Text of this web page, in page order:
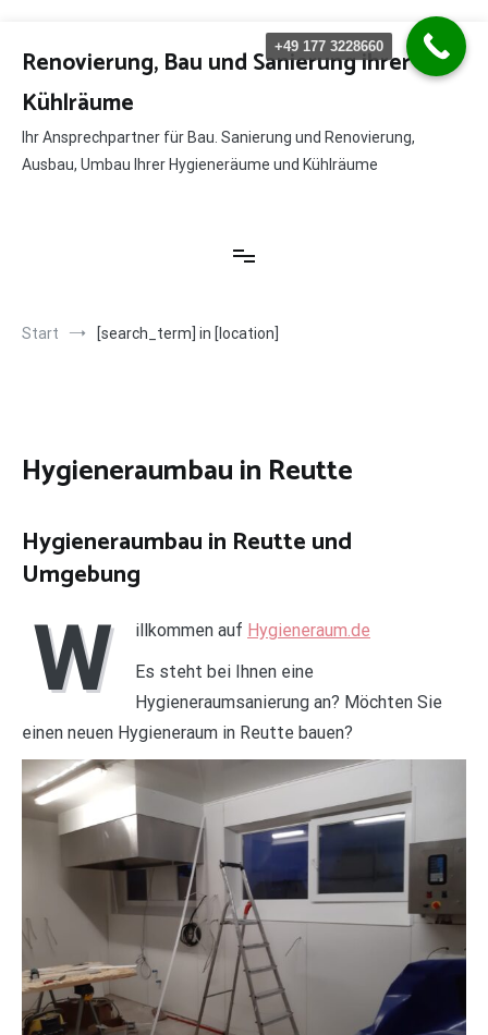
Inhalt
springen
Renovierung, Bau und Sanierung ihrer
Kühlräume
Ihr Ansprechpartner für Bau. Sanierung und Renovierung,
Ausbau, Umbau Ihrer Hygieneräume und Kühlräume
Start [search_term] in [location]
Hygieneraumbau in Reutte
Hygieneraumbau in Reutte und
Umgebung
W illkommen auf Hygieneraum.de
Es steht bei Ihnen eine
Hygieneraumsanierung an? Möchten Sie
einen neuen Hygieneraum in Reutte bauen?
+49 177 3228660